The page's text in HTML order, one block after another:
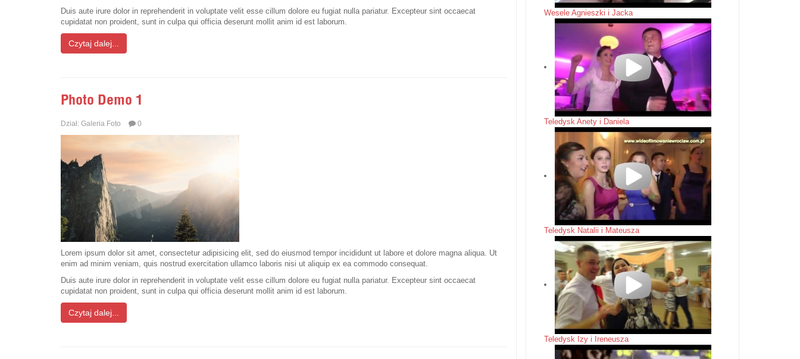
Duis aute irure dolor in reprehenderit in voluptate velit esse cillum dolore eu fugiat nulla pariatur. Excepteur sint occaecat
cupidatat non proident, sunt in culpa qui officia deserunt mollit anim id est laborum.
Czytaj dalej...
Photo Demo 1
Dział: Galeria Foto 0
Lorem ipsum dolor sit amet, consectetur adipisicing elit, sed do eiusmod tempor incididunt ut labore et dolore magna aliqua. Ut
enim ad minim veniam, quis nostrud exercitation ullamco laboris nisi ut aliquip ex ea commodo consequat.
Duis aute irure dolor in reprehenderit in voluptate velit esse cillum dolore eu fugiat nulla pariatur. Excepteur sint occaecat
cupidatat non proident, sunt in culpa qui officia deserunt mollit anim id est laborum.
Czytaj dalej...
Wesele Agnieszki i Jacka
Teledysk Anety i Daniela
Teledysk Natalii i Mateusza
Teledysk Izy i Ireneusza